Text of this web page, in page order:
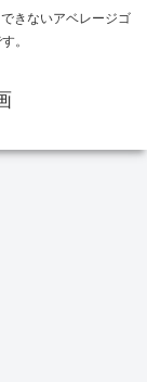
きないアベレージゴ
。